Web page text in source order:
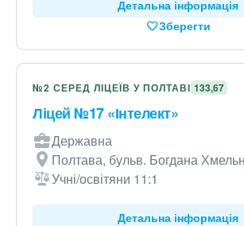
Детальна інформація
Зберегти
№2 СЕРЕД ЛІЦЕЇВ У ПОЛТАВІ 133,67
Ліцей №17 «Інтелект»
Державна
Полтава, бульв. Богдана
Учні/освітяни 11:1
Детальна інформація